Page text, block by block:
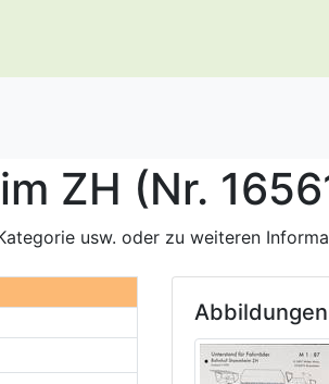
ZH (Nr.
usw. oder zu weiteren
Abbildungen